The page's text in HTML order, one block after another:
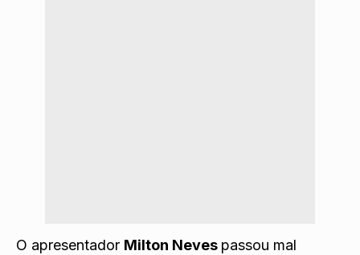
O apresentador Milton Neves passou mal